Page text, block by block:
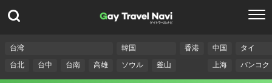
台湾
台北
台中 台南 高雄
韓国
ソウル
釜山
香港
中国
上海
タイ
バンコク